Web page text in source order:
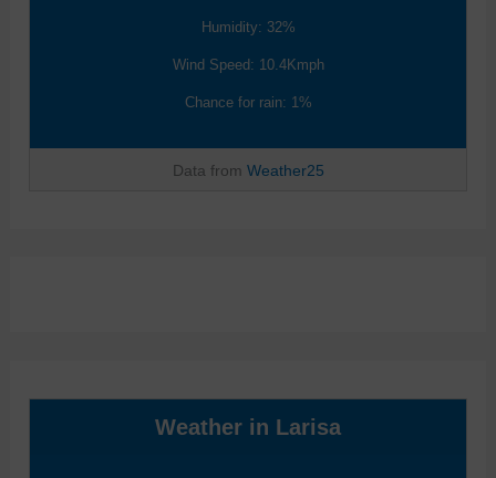
Humidity: 32%
Wind Speed: 10.4Kmph
Chance for rain: 1%
Data from Weather25
Weather in Larisa